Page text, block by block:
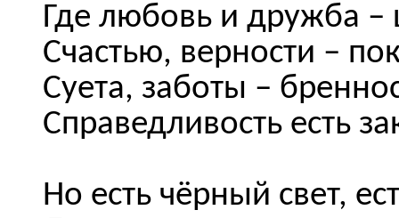
Где любовь и дружба –
Счастью, верности –
Суета, заботы –
Справедливость есть
Но есть чёрный свет,